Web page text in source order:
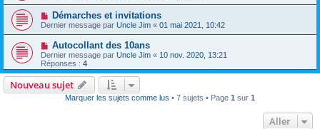
Démarches et invitations
Dernier message par Uncle Jim « 01 mai 2021, 10:42
Autocollant des 10ans
Dernier message par Uncle Jim « 10 nov. 2020, 13:21
Réponses : 4
Nouveau sujet
Marquer les sujets comme lus • 7 sujets • Page 1 sur 1
Aller